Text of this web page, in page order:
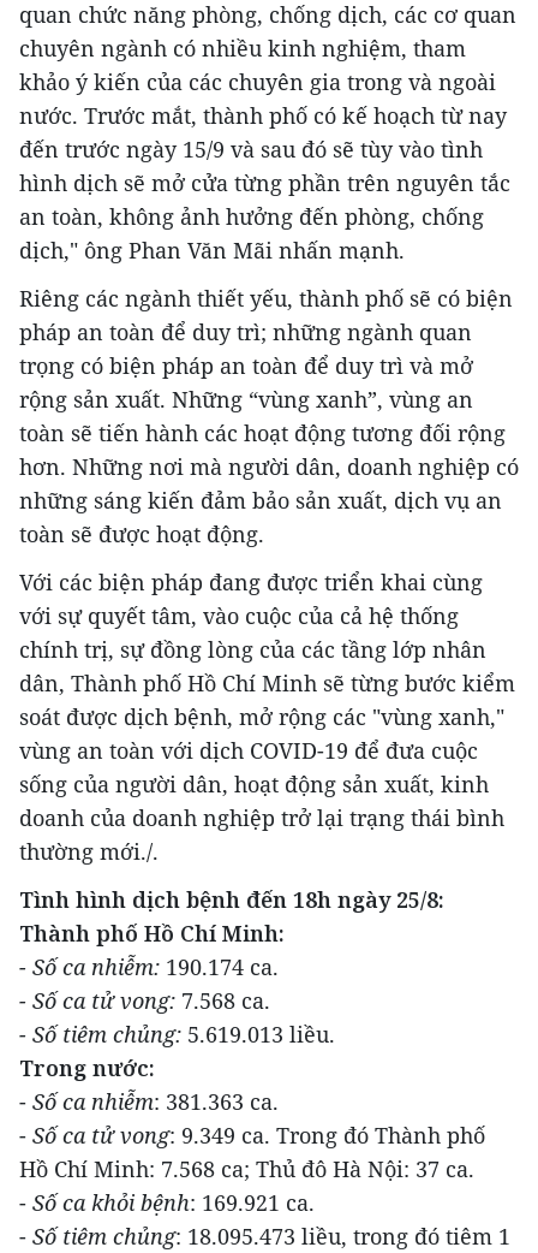
quan chức năng phòng, chống dịch, các cơ quan
chuyên ngành có nhiều kinh nghiệm, tham
khảo ý kiến của các chuyên gia trong và ngoài
nước. Trước mắt, thành phố có kế hoạch từ nay
đến trước ngày 15/9 và sau đó sẽ tùy vào tình
hình dịch sẽ mở cửa từng phần trên nguyên tắc
an toàn, không ảnh hưởng đến phòng, chống
dịch," ông Phan Văn Mãi nhấn mạnh.
Riêng các ngành thiết yếu, thành phố sẽ có biện
pháp an toàn để duy trì; những ngành quan
trọng có biện pháp an toàn để duy trì và mở
rộng sản xuất. Những “vùng xanh”, vùng an
toàn sẽ tiến hành các hoạt động tương đối rộng
hơn. Những nơi mà người dân, doanh nghiệp có
những sáng kiến đảm bảo sản xuất, dịch vụ an
toàn sẽ được hoạt động.
Với các biện pháp đang được triển khai cùng
với sự quyết tâm, vào cuộc của cả hệ thống
chính trị, sự đồng lòng của các tầng lớp nhân
dân, Thành phố Hồ Chí Minh sẽ từng bước kiểm
soát được dịch bệnh, mở rộng các "vùng xanh,"
vùng an toàn với dịch COVID-19 để đưa cuộc
sống của người dân, hoạt động sản xuất, kinh
doanh của doanh nghiệp trở lại trạng thái bình
thường mới./.
Tình hình dịch bệnh đến 18h ngày 25/8:
Thành phố Hồ Chí Minh:
- Số ca nhiễm: 190.174 ca.
- Số ca tử vong: 7.568 ca.
- Số tiêm chủng: 5.619.013 liều.
Trong nước:
- Số ca nhiễm: 381.363 ca.
- Số ca tử vong: 9.349 ca. Trong đó Thành phố
Hồ Chí Minh: 7.568 ca; Thủ đô Hà Nội: 37 ca.
- Số ca khỏi bệnh: 169.921 ca.
- Số tiêm chủng: 18.095.473 liều, trong đó tiêm 1